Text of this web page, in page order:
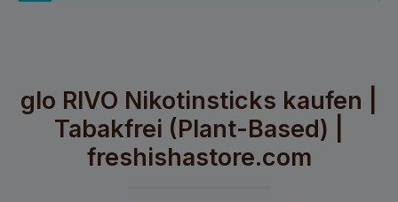
glo RIVO Nikotinsticks kaufen |
Tabakfrei (Plant-Based) |
freshishastore.com